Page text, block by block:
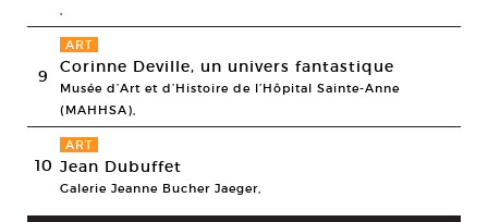
,
9
ART
Corinne Deville, un univers fantastique
Musée d’Art et d’Histoire de l’Hôpital Sainte-Anne
(MAHHSA),
10
ART
Jean Dubuffet
Galerie Jeanne Bucher Jaeger,